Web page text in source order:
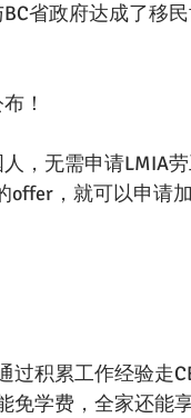
省政府达成了移
！
，无需申请LMIA
，就可以申请
积累工作经验走
学费，全家还能